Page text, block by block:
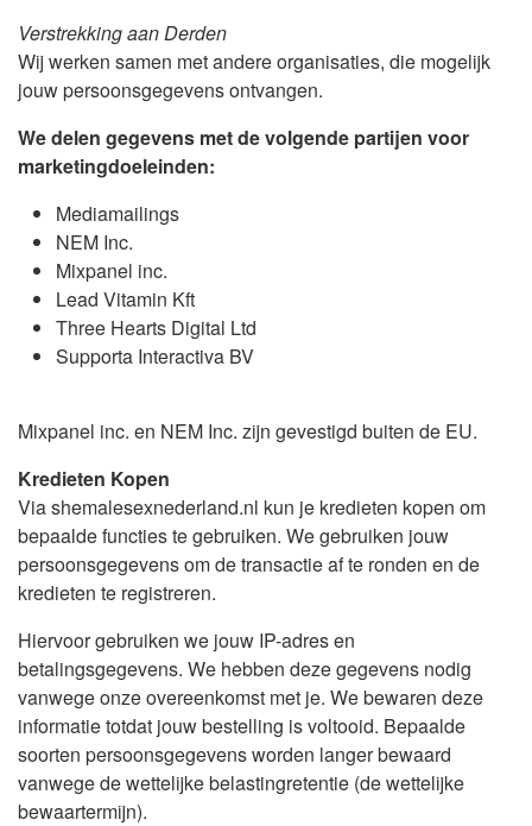
Verstrekking aan Derden
Wij werken samen met andere organisaties, die mogelijk
jouw persoonsgegevens ontvangen.
We delen gegevens met de volgende partijen voor
marketingdoeleinden:
Mediamailings
NEM Inc.
Mixpanel inc.
Lead Vitamin Kft
Three Hearts Digital Ltd
Supporta Interactiva BV
Mixpanel inc. en NEM Inc. zijn gevestigd buiten de EU.
Kredieten Kopen
Via shemalesexnederland.nl kun je kredieten kopen om
bepaalde functies te gebruiken. We gebruiken jouw
persoonsgegevens om de transactie af te ronden en de
kredieten te registreren.
Hiervoor gebruiken we jouw IP-adres en
betalingsgegevens. We hebben deze gegevens nodig
vanwege onze overeenkomst met je. We bewaren deze
informatie totdat jouw bestelling is voltooid. Bepaalde
soorten persoonsgegevens worden langer bewaard
vanwege de wettelijke belastingretentie (de wettelijke
bewaartermijn).